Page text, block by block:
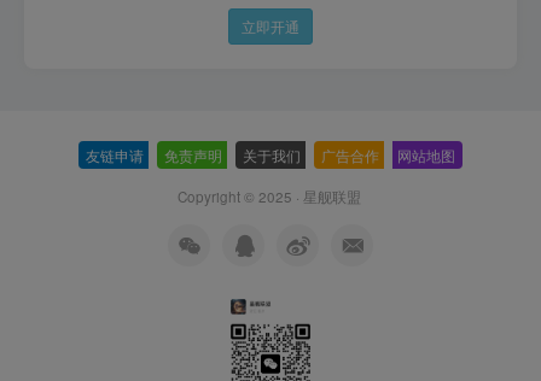
立即开通
友链申请 免责声明 关于我们 广告合作 网站地图
Copyright © 2025 · 星舰联盟